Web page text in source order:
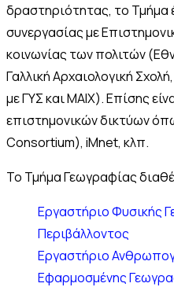
δραστηριότητας, το Τμήμα
συνεργασίας με
κοινωνίας των πολιτών
Γαλλική Αρχαιολογική
με ΓΥΣ και ΜΑΙΧ). Επίσης
επιστημονικών δικτύων
Consortium), iMnet, κλπ.
Το Τμήμα Γεωγραφίας
Εργαστήριο Φυσικής
Περιβάλλοντος
Εργαστήριο
Εφαρμοσμένης